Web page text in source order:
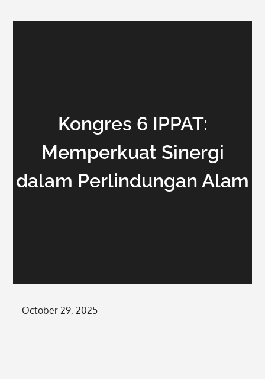
Kongres 6 IPPAT:
Memperkuat Sinergi
dalam Perlindungan Alam
Posted
October 29, 2025